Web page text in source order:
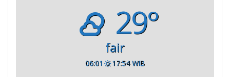
29°
fair
06:01 17:54 WIB